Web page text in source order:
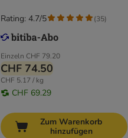
Einzeln CHF 79.20
CHF 74.50
CHF 5.17 / kg
CHF 69.29
Rating: 4.7/5 (35)
Zum Warenkorb
hinzufügen